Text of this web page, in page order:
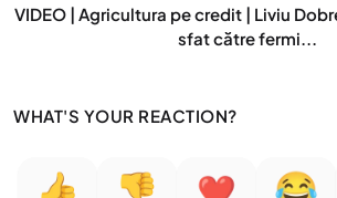
VIDEO | Agricultura pe credit | Liviu
sfat către fermi...
WHAT'S YOUR REACTION?